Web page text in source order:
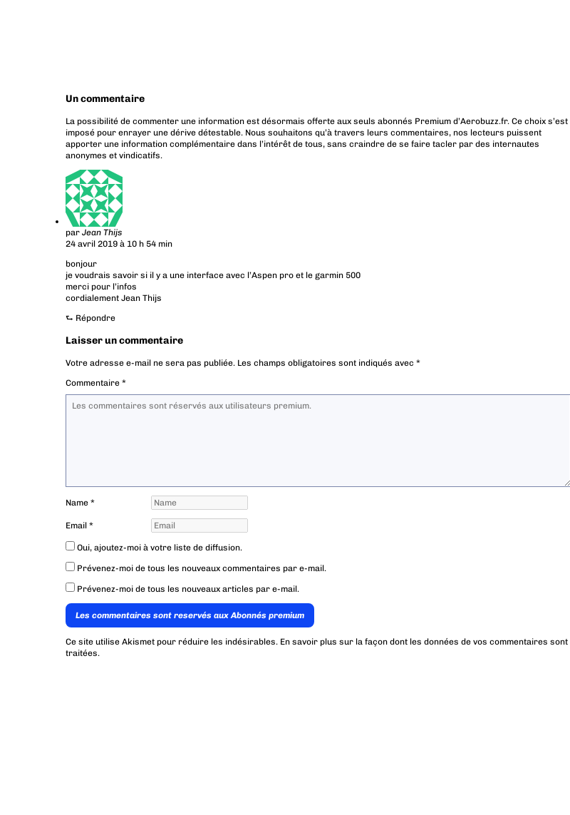
Un commentaire
La possibilité de commenter une information est désormais offerte aux seuls abonnés Premium d’Aerobuzz.fr. Ce choix s’est
imposé pour enrayer une dérive détestable. Nous souhaitons qu’à travers leurs commentaires, nos lecteurs puissent
apporter une information complémentaire dans l’intérêt de tous, sans craindre de se faire tacler par des internautes
anonymes et vindicatifs.
par Jean Thijs
24 avril 2019 à 10 h 54 min
bonjour
je voudrais savoir si il y a une interface avec l’Aspen pro et le garmin 500
merci pour l’infos
cordialement Jean Thijs
⮑ Répondre
Laisser un commentaire
Votre adresse e-mail ne sera pas publiée. Les champs obligatoires sont indiqués avec *
Commentaire *
Name *
Email *
Oui, ajoutez-moi à votre liste de diffusion.
Prévenez-moi de tous les nouveaux commentaires par e-mail.
Prévenez-moi de tous les nouveaux articles par e-mail.
Les commentaires sont reservés aux Abonnés premium
Ce site utilise Akismet pour réduire les indésirables. En savoir plus sur la façon dont les données de vos commentaires sont
traitées.